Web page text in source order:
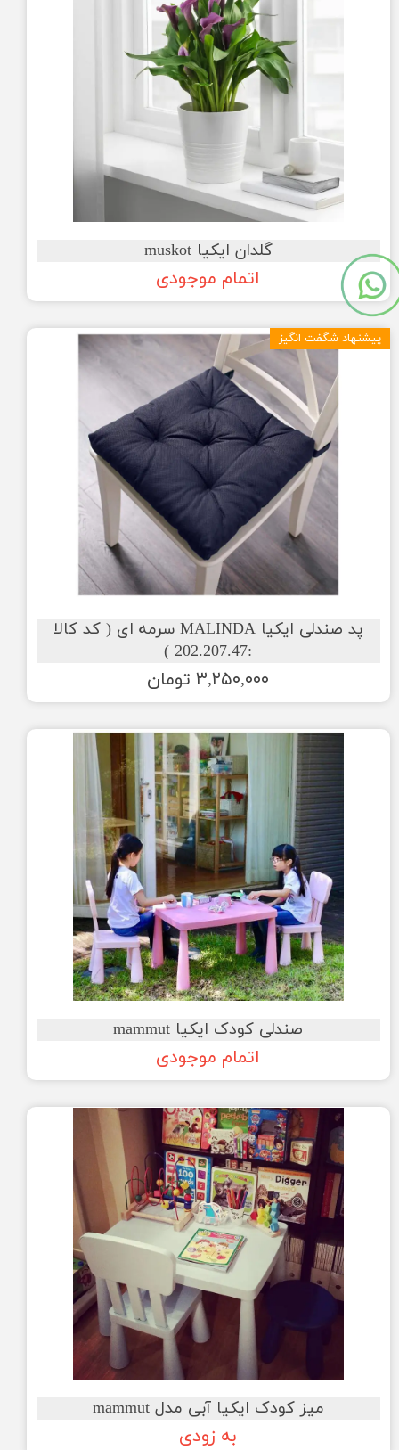
گلدان ایکیا muskot
اتمام موجودی
پد صندلی ایکیا MALINDA سرمه ای ( کد کالا
:202.207.47 )
۳,۲۵۰,۰۰۰ تومان
پیشنهاد شگفت انگیز
صندلی کودک ایکیا mammut
اتمام موجودی
میز کودک ایکیا آبی مدل mammut
به زودی